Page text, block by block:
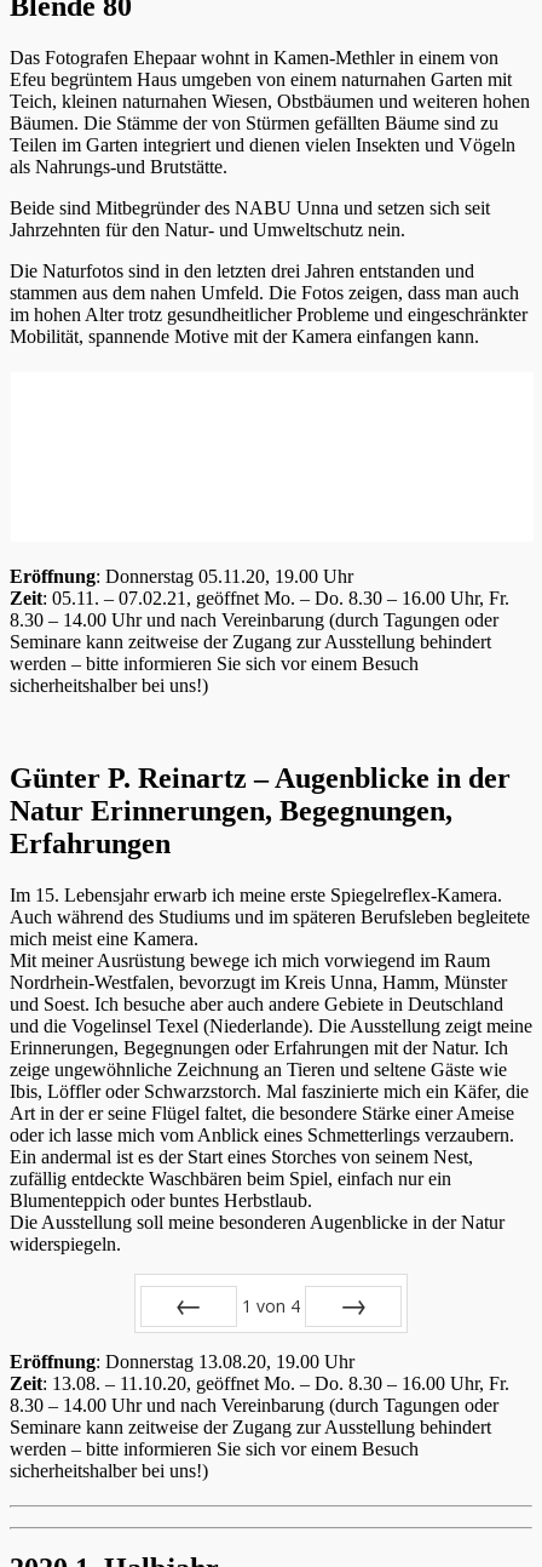
Das Fotografen Ehepaar wohnt in Kamen-Methler in einem von
Efeu begrüntem Haus umgeben von einem naturnahen Garten mit
Teich, kleinen naturnahen Wiesen, Obstbäumen und weiteren hohen
Bäumen. Die Stämme der von Stürmen gefällten Bäume sind zu
Teilen im Garten integriert und dienen vielen Insekten und Vögeln
als Nahrungs-und Brutstätte.
Beide sind Mitbegründer des NABU Unna und setzen sich seit
Jahrzehnten für den Natur- und Umweltschutz nein.
Die Naturfotos sind in den letzten drei Jahren entstanden und
stammen aus dem nahen Umfeld. Die Fotos zeigen, dass man auch
im hohen Alter trotz gesundheitlicher Probleme und eingeschränkter
Mobilität, spannende Motive mit der Kamera einfangen kann.
Eröffnung: Donnerstag 05.11.20, 19.00 Uhr
Zeit: 05.11. – 07.02.21, geöffnet Mo. – Do. 8.30 – 16.00 Uhr, Fr.
8.30 – 14.00 Uhr und nach Vereinbarung (durch Tagungen oder
Seminare kann zeitweise der Zugang zur Ausstellung behindert
werden – bitte informieren Sie sich vor einem Besuch
sicherheitshalber bei uns!)
Günter P. Reinartz – Augenblicke in der
Natur Erinnerungen, Begegnungen,
Erfahrungen
Im 15. Lebensjahr erwarb ich meine erste Spiegelreflex-Kamera.
Auch während des Studiums und im späteren Berufsleben begleitete
mich meist eine Kamera.
Mit meiner Ausrüstung bewege ich mich vorwiegend im Raum
Nordrhein-Westfalen, bevorzugt im Kreis Unna, Hamm, Münster
und Soest. Ich besuche aber auch andere Gebiete in Deutschland
und die Vogelinsel Texel (Niederlande). Die Ausstellung zeigt meine
Erinnerungen, Begegnungen oder Erfahrungen mit der Natur. Ich
zeige ungewöhnliche Zeichnung an Tieren und seltene Gäste wie
Ibis, Löffler oder Schwarzstorch. Mal faszinierte mich ein Käfer, die
Art in der er seine Flügel faltet, die besondere Stärke einer Ameise
oder ich lasse mich vom Anblick eines Schmetterlings verzaubern.
Ein andermal ist es der Start eines Storches von seinem Nest,
zufällig entdeckte Waschbären beim Spiel, einfach nur ein
Blumenteppich oder buntes Herbstlaub.
Die Ausstellung soll meine besonderen Augenblicke in der Natur
widerspiegeln.
1 von 4
Eröffnung: Donnerstag 13.08.20, 19.00 Uhr
Zeit: 13.08. – 11.10.20, geöffnet Mo. – Do. 8.30 – 16.00 Uhr, Fr.
8.30 – 14.00 Uhr und nach Vereinbarung (durch Tagungen oder
Seminare kann zeitweise der Zugang zur Ausstellung behindert
werden – bitte informieren Sie sich vor einem Besuch
sicherheitshalber bei uns!)